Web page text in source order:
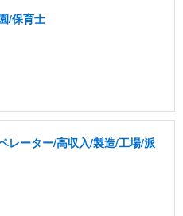
/保育士
レーター/高収入/製造/工場/派